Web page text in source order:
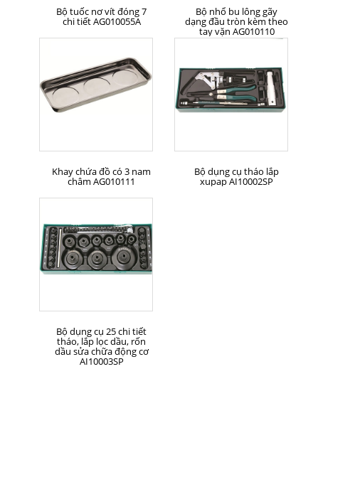
MUA HÀNG
Bộ tuốc nơ vít đóng 7
chi tiết AG010055A
MUA HÀNG
Bộ nhổ bu lông gãy
dạng đầu tròn kèm theo
tay vặn AG010110
MUA HÀNG
Khay chứa đồ có 3 nam
châm AG010111
Bộ dụng cụ tháo lắp
xupap AI10002SP
Bộ dụng cụ 25 chi tiết
tháo, lắp lọc dầu, rốn
dầu sửa chữa động cơ
AI10003SP